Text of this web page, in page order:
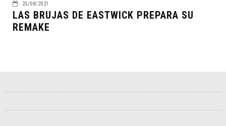
25/08/2021
LAS BRUJAS DE EASTWICK PREPARA SU
REMAKE